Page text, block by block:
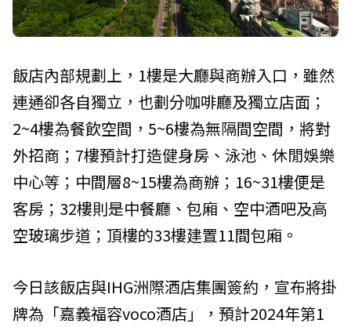
飯店內部規劃上，1樓是大廳與商辦入口，雖然
連通卻各自獨立，也劃分咖啡廳及獨立店面；
2~4樓為餐飲空間，5~6樓為無隔間空間，將對
外招商；7樓預計打造健身房、泳池、休閒娛樂
中心等；中間層8~15樓為商辦；16~31樓便是
客房；32樓則是中餐廳、包廂、空中酒吧及高
空玻璃步道；頂樓的33樓建置11間包廂。
今日該飯店與IHG洲際酒店集團簽約，宣布將掛
牌為「嘉義福容voco酒店」，預計2024年第1